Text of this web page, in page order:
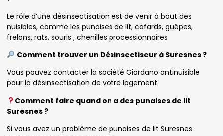
Le rôle d’une désinsectisation est de venir à bout des
nuisibles, comme les punaises de lit, cafards, guêpes,
frelons, rats, souris , chenilles processionnaires
Comment trouver un Désinsectiseur à Suresnes ?
Vous pouvez contacter la société Giordano antinuisible
pour la désinsectisation de votre logement
Comment faire quand on a des punaises de lit
Suresnes ?
Si vous avez un problème de punaises de lit Suresnes